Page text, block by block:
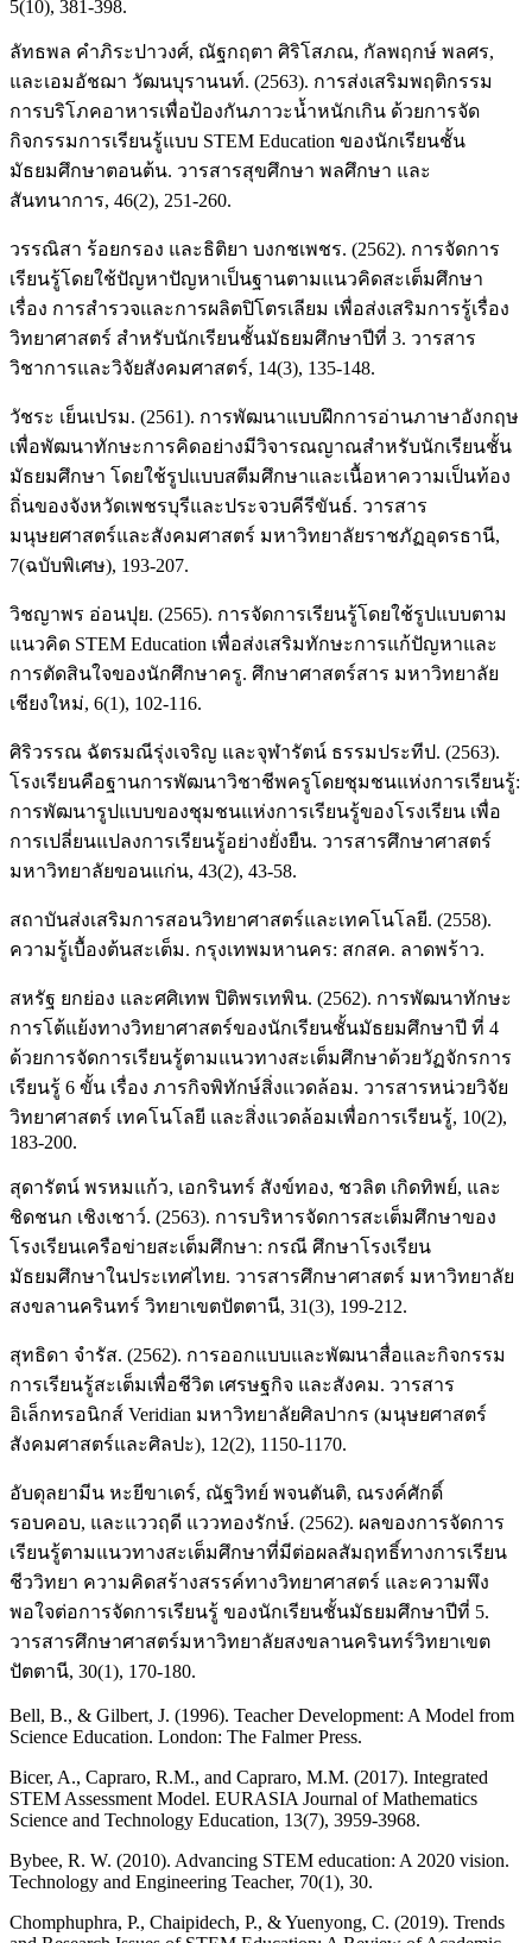
5(10), 381-398.
ลัทธพล คําภิระปาวงศ์, ณัฐกฤตา ศิริโสภณ, กัลพฤกษ์ พลศร,
และเอมอัชฌา วัฒนบุรานนท์. (2563). การส่งเสริมพฤติกรรม
การบริโภคอาหารเพื่อป้องกันภาวะน้ำหนักเกิน ด้วยการจัด
กิจกรรมการเรียนรู้แบบ STEM Education ของนักเรียนชั้น
มัธยมศึกษาตอนต้น. วารสารสุขศึกษา พลศึกษา และ
สันทนาการ, 46(2), 251-260.
วรรณิสา ร้อยกรอง และธิติยา บงกชเพชร. (2562). การจัดการ
เรียนรู้โดยใช้ปัญหาปัญหาเป็นฐานตามแนวคิดสะเต็มศึกษา
เรื่อง การสำรวจและการผลิตปิโตรเลียม เพื่อส่งเสริมการรู้เรื่อง
วิทยาศาสตร์ สำหรับนักเรียนชั้นมัธยมศึกษาปีที่ 3. วารสาร
วิชาการและวิจัยสังคมศาสตร์, 14(3), 135-148.
วัชระ เย็นเปรม. (2561). การพัฒนาแบบฝึกการอ่านภาษาอังกฤษ
เพื่อพัฒนาทักษะการคิดอย่างมีวิจารณญาณสำหรับนักเรียนชั้น
มัธยมศึกษา โดยใช้รูปแบบสตีมศึกษาและเนื้อหาความเป็นท้อง
ถิ่นของจังหวัดเพชรบุรีและประจวบคีรีขันธ์. วารสาร
มนุษยศาสตร์และสังคมศาสตร์ มหาวิทยาลัยราชภัฏอุดรธานี,
7(ฉบับพิเศษ), 193-207.
วิชญาพร อ่อนปุย. (2565). การจัดการเรียนรู้โดยใช้รูปแบบตาม
แนวคิด STEM Education เพื่อส่งเสริมทักษะการแก้ปัญหาและ
การตัดสินใจของนักศึกษาครู. ศึกษาศาสตร์สาร มหาวิทยาลัย
เชียงใหม่, 6(1), 102-116.
ศิริวรรณ ฉัตรมณีรุ่งเจริญ และจุฬารัตน์ ธรรมประทีป. (2563).
โรงเรียนคือฐานการพัฒนาวิชาชีพครูโดยชุมชนแห่งการเรียนรู้:
การพัฒนารูปแบบของชุมชนแห่งการเรียนรู้ของโรงเรียน เพื่อ
การเปลี่ยนแปลงการเรียนรู้อย่างยั่งยืน. วารสารศึกษาศาสตร์
มหาวิทยาลัยขอนแก่น, 43(2), 43-58.
สถาบันส่งเสริมการสอนวิทยาศาสตร์และเทคโนโลยี. (2558).
ความรู้เบื้องต้นสะเต็ม. กรุงเทพมหานคร: สกสค. ลาดพร้าว.
สหรัฐ ยกย่อง และศศิเทพ ปิติพรเทพิน. (2562). การพัฒนาทักษะ
การโต้แย้งทางวิทยาศาสตร์ของนักเรียนชั้นมัธยมศึกษาปี ที่ 4
ด้วยการจัดการเรียนรู้ตามแนวทางสะเต็มศึกษาด้วยวัฏจักรการ
เรียนรู้ 6 ขั้น เรื่อง ภารกิจพิทักษ์สิ่งแวดล้อม. วารสารหน่วยวิจัย
วิทยาศาสตร์ เทคโนโลยี และสิ่งแวดล้อมเพื่อการเรียนรู้, 10(2),
183-200.
สุดารัตน์ พรหมแก้ว, เอกรินทร์ สังข์ทอง, ชวลิต เกิดทิพย์, และ
ชิดชนก เชิงเชาว์. (2563). การบริหารจัดการสะเต็มศึกษาของ
โรงเรียนเครือข่ายสะเต็มศึกษา: กรณี ศึกษาโรงเรียน
มัธยมศึกษาในประเทศไทย. วารสารศึกษาศาสตร์ มหาวิทยาลัย
สงขลานครินทร์ วิทยาเขตปัตตานี, 31(3), 199-212.
สุทธิดา จำรัส. (2562). การออกแบบและพัฒนาสื่อและกิจกรรม
การเรียนรู้สะเต็มเพื่อชีวิต เศรษฐกิจ และสังคม. วารสาร
อิเล็กทรอนิกส์ Veridian มหาวิทยาลัยศิลปากร (มนุษยศาสตร์
สังคมศาสตร์และศิลปะ), 12(2), 1150-1170.
อับดุลยามีน หะยีขาเดร์, ณัฐวิทย์ พจนตันติ, ณรงค์ศักดิ์
รอบคอบ, และแววฤดี แววทองรักษ์. (2562). ผลของการจัดการ
เรียนรู้ตามแนวทางสะเต็มศึกษาที่มีต่อผลสัมฤทธิ์ทางการเรียน
ชีววิทยา ความคิดสร้างสรรค์ทางวิทยาศาสตร์ และความพึง
พอใจต่อการจัดการเรียนรู้ ของนักเรียนชั้นมัธยมศึกษาปีที่ 5.
วารสารศึกษาศาสตร์มหาวิทยาลัยสงขลานครินทร์วิทยาเขต
ปัตตานี, 30(1), 170-180.
Bell, B., & Gilbert, J. (1996). Teacher Development: A Model from
Science Education. London: The Falmer Press.
Bicer, A., Capraro, R.M., and Capraro, M.M. (2017). Integrated
STEM Assessment Model. EURASIA Journal of Mathematics
Science and Technology Education, 13(7), 3959-3968.
Bybee, R. W. (2010). Advancing STEM education: A 2020 vision.
Technology and Engineering Teacher, 70(1), 30.
Chomphuphra, P., Chaipidech, P., & Yuenyong, C. (2019). Trends